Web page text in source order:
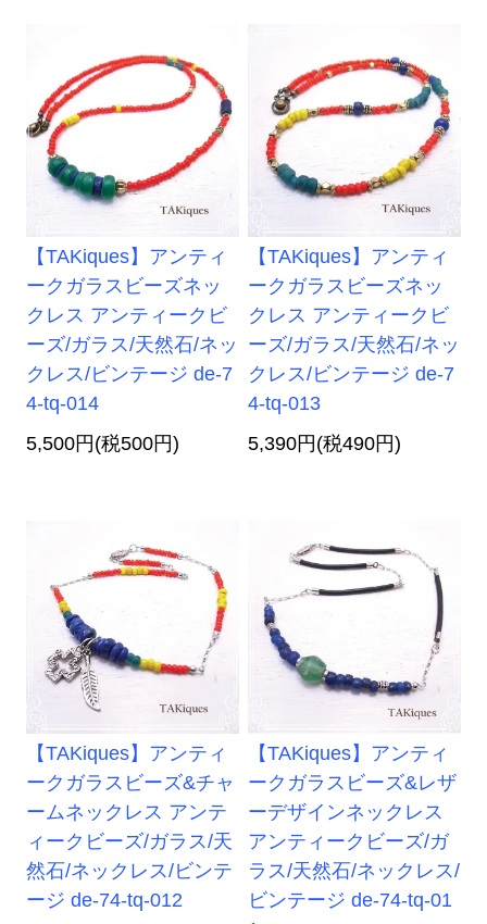
【TAKiques】アンティ
ークガラスビーズネッ
クレス アンティークビ
ーズ/ガラス/天然石/ネッ
クレス/ビンテージ de-7
4-tq-014
5,500円(税500円)
【TAKiques】アンティ
ークガラスビーズネッ
クレス アンティークビ
ーズ/ガラス/天然石/ネッ
クレス/ビンテージ de-7
4-tq-013
5,390円(税490円)
【TAKiques】アンティ
ークガラスビーズ&チャ
ームネックレス アンテ
ィークビーズ/ガラス/天
然石/ネックレス/ビンテ
ージ de-74-tq-012
【TAKiques】アンティ
ークガラスビーズ&レザ
ーデザインネックレス
アンティークビーズ/ガ
ラス/天然石/ネックレス/
ビンテージ de-74-tq-01